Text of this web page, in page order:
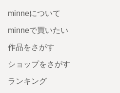
minneについて
minneで買いたい
作品をさがす
ショップをさがす
ランキング